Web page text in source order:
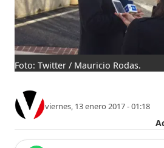
Foto: Twitter / Mauricio Rodas.
viernes, 13 enero 2017 - 01:18